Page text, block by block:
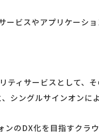
ービスやアプリケーシ
ティサービスとして、
シングルサインオンに
のDX化を目指すクラ